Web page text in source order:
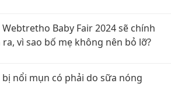
Baby Fair 2024 sẽ chính
vì sao bố mẹ không nên bỏ lỡ?
bị nổi mụn có phải do sữa nóng